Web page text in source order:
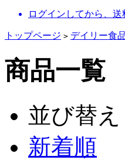
ログインしてから、送
トップページ > デイリー食
商品一覧
並び替え
新着順